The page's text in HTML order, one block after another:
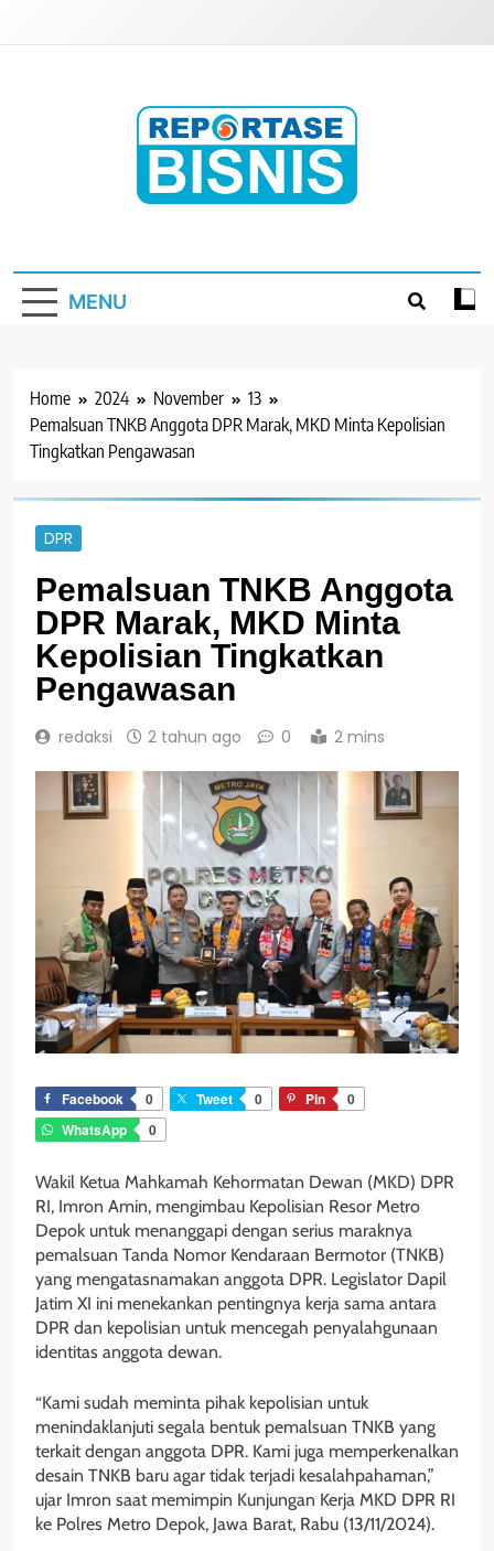
MENU
Home 2024 November
13
Pemalsuan TNKB Anggota DPR Marak, MKD Minta Kepolisian
Tingkatkan Pengawasan
DPR
Pemalsuan TNKB Anggota
DPR Marak, MKD Minta
Kepolisian Tingkatkan
Pengawasan
redaksi 2 tahun ago 0 2 mins
Facebook 0 Tweet 0 Pin
0
WhatsApp
0
Wakil Ketua Mahkamah Kehormatan Dewan (MKD) DPR
RI, Imron Amin, mengimbau Kepolisian Resor Metro
Depok untuk menanggapi dengan serius maraknya
pemalsuan Tanda Nomor Kendaraan Bermotor (TNKB)
yang mengatasnamakan anggota DPR. Legislator Dapil
Jatim XI ini menekankan pentingnya kerja sama antara
DPR dan kepolisian untuk mencegah penyalahgunaan
identitas anggota dewan.
“Kami sudah meminta pihak kepolisian untuk
menindaklanjuti segala bentuk pemalsuan TNKB yang
terkait dengan anggota DPR. Kami juga memperkenalkan
desain TNKB baru agar tidak terjadi kesalahpahaman,”
ujar Imron saat memimpin Kunjungan Kerja MKD DPR RI
ke Polres Metro Depok, Jawa Barat, Rabu (13/11/2024).